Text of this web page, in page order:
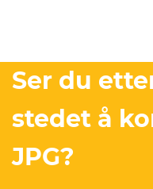
Ser du
stedet å
JPG?